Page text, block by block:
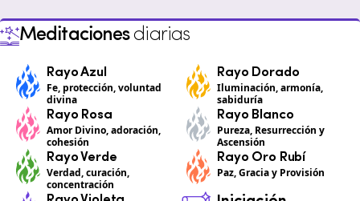
Meditacionesdiarias
Rayo Azul
Fe, protección, voluntad
divina
Rayo Dorado
Iluminación, armonía,
sabiduría
Rayo Rosa
Amor Divino, adoración,
cohesión
Rayo Blanco
Pureza, Resurrección y
Ascensión
Rayo Verde
Verdad, curación,
concentración
Rayo Oro Rubí
Paz, Gracia y Provisión